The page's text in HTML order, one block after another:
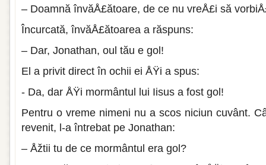
– Doamnă învăÅ£ătoare, de ce nu vreÅ£i să
Încurcată, învăÅ£ătoarea a răspuns:
– Dar, Jonathan, oul tău e gol!
El a privit direct în ochii ei ÅŸi a spus:
- Da, dar ÅŸi mormântul lui Iisus a fost gol!
Pentru o vreme nimeni nu a scos niciun cuvânt.
revenit, l-a întrebat pe Jonathan:
– Åžtii tu de ce mormântul era gol?